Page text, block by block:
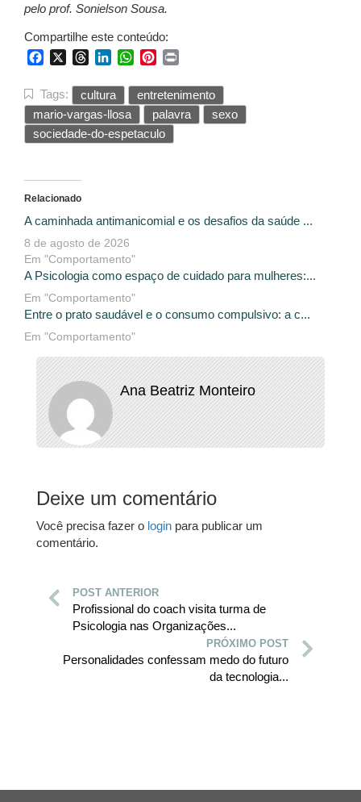
pelo prof. Sonielson Sousa.
Compartilhe este conteúdo:
FacebookThreadsLinkedInWhatsApp
Pinterest
Tags: cultura
entretenimento
mario-vargas-llosa
palavra
sexo
sociedade-do-espetaculo
Relacionado
A caminhada antimanicomial e os desafios da saúde ...
8 de agosto de 2026
Em "Comportamento"
A Psicologia como espaço de cuidado para mulheres:...
Em "Comportamento"
Entre o prato saudável e o consumo compulsivo: a c...
Em "Comportamento"
Ana Beatriz Monteiro
Deixe um comentário
Você precisa fazer o login para publicar um
comentário.
POST ANTERIOR
Profissional do coach visita turma de
Psicologia nas Organizações...
PRÓXIMO POST
Personalidades confessam medo do futuro
da tecnologia...